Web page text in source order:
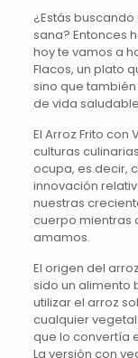
¿Estás
sana? Entonces
hoy te vamos a
Flacos, un plato
sino que
de vida
El Arroz Frito
culturas
ocupa, es decir,
innovación
nuestras
cuerpo mientras
amamos.
El origen del
sido un alimento
utilizar el arroz
cualquier
que lo convertía
La versión con